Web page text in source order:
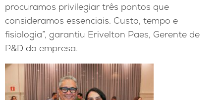
procuramos privilegiar três pontos que
consideramos essenciais. Custo, tempo e
fisiologia”, garantiu Erivelton Paes, Gerente de
P&D da empresa.